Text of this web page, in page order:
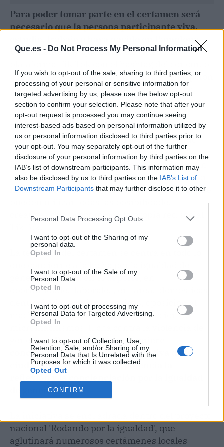
Que.es - Do Not Process My Personal Information
If you wish to opt-out of the sale, sharing to third parties, or
processing of your personal or sensitive information for
targeted advertising by us, please use the below opt-out
section to confirm your selection. Please note that after your
opt-out request is processed you may continue seeing
interest-based ads based on personal information utilized by
us or personal information disclosed to third parties prior to
your opt-out. You may separately opt-out of the further
disclosure of your personal information by third parties on the
IAB’s list of downstream participants. This information may
also be disclosed by us to third parties on the IAB’s List of
Downstream Participants that may further disclose it to other
Personal Data Processing Opt Outs
I want to opt-out of the Sharing of my
personal data.
Opted In
I want to opt-out of the Sale of my
Personal Data.
Opted In
I want to opt-out of processing my
Personal Data for Targeted Advertising.
Opted In
I want to opt-out of Collection, Use,
Retention, Sale, and/or Sharing of my
Personal Data that Is Unrelated with the
Purposes for which it was collected.
Opted Out
CONFIRM
Para poder tomar parte en el certamen será
necesario que la persona participante viva,
estudie, trabaje o haya nacido en Pamplona.
Únicamente hay que subir un vídeo a la
y rellenar el siguiente formulario de inscripción
(en donde también se pueden consultar las
bases).
El certamen cuenta con dos premios, un
primero dotado con 200 euros y un segundo
con 100 euros. La fecha límite para la
inscripción es el 12 de marzo y quienes ganen
se darán a conocer el 16 de marzo. La duración
máxima de los vídeos será de 60 segundos, y se
pueden utilizar todas las posibilidades
creativas que proporciona la propia red social
La temática del certamen se centra en todo lo
género (igualdad en eldeporte
oportunidades laborales, en tareas domésticas,
denuncia de relaciones tóxicas, oposición al
machismo, empoderamiento, detección de
micromachismos, lucha contra la violencia de
género...).De esta manera se quiere
concienciar de la capacidad creativa de la
ciudadanía a la vez que se potencia la
reflexión y la concienciación por la igualdad
de género.
nacional 'Rodando por la igualdad', que
aglutinará numerosos certámenes locales